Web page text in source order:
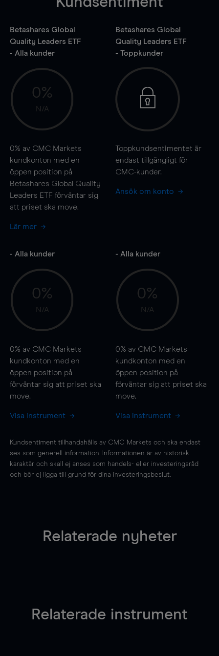
Betashares Global
Quality Leaders ETF
- Alla kunder
0%
N/A
0% av CMC Markets
kundkonton med en
öppen position på
Betashares Global Quality
Leaders ETF förväntar sig
att priset ska move.
Lär mer
Betashares Global
Quality Leaders ETF
- Toppkunder
Toppkundsentimentet är
endast tillgängligt för
CMC-kunder.
Ansök om konto
- Alla kunder
0%
N/A
0% av CMC Markets
kundkonton med en
öppen position på
förväntar sig att priset ska
move.
Visa instrument
- Alla kunder
0%
N/A
0% av CMC Markets
kundkonton med en
öppen position på
förväntar sig att priset ska
move.
Visa instrument
Kundsentiment tillhandahålls av CMC Markets och ska endast
ses som generell information. Informationen är av historisk
karaktär och skall ej anses som handels- eller investeringsråd
och bör ej ligga till grund för dina investeringsbeslut.
Relaterade nyheter
Relaterade instrument